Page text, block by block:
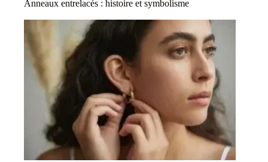
Anneaux entrelacés : histoire et symbolisme